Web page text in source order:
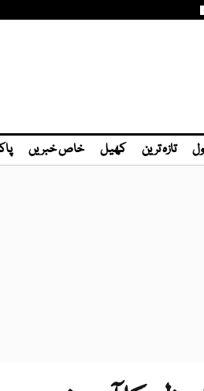
تازہ ترین کھیل خاص خبریں